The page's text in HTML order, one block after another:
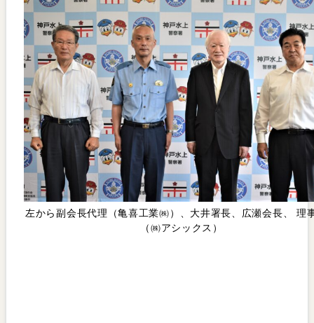
左から副会長代理（亀喜工業㈱）、大井署長、広瀬会長、 理
（㈱アシックス）